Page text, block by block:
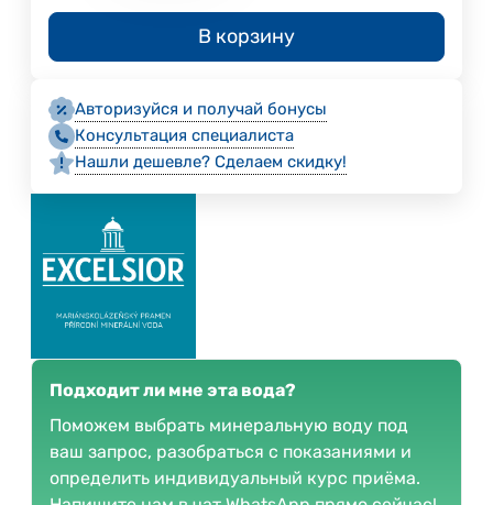
В корзину
Авторизуйся и получай бонусы
Консультация специалиста
Нашли дешевле? Сделаем скидку!
Подходит ли мне эта вода?
Поможем выбрать минеральную воду под
ваш запрос, разобраться с показаниями и
определить индивидуальный курс приёма.